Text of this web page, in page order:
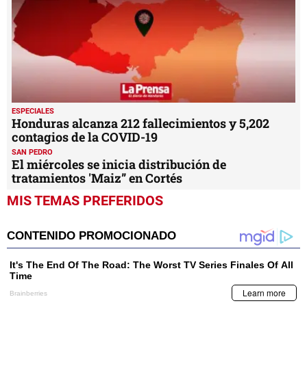
ESPECIALES
Honduras alcanza 212 fallecimientos y 5,202
contagios de la COVID-19
SAN PEDRO
El miércoles se inicia distribución de
tratamientos 'Maiz” en Cortés
MIS TEMAS PREFERIDOS